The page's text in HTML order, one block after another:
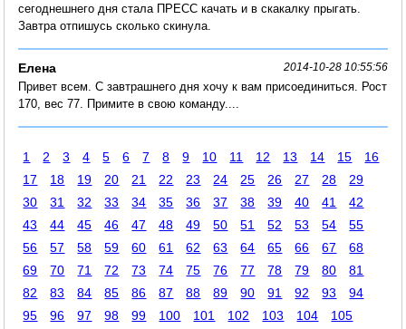
сегоднешнего дня стала ПРЕСС качать и в скакалку прыгать.
Завтра отпишусь сколько скинула.
Елена 2014-10-28 10:55:56
Привет всем. С завтрашнего дня хочу к вам присоединиться. Рост
170, вес 77. Примите в свою команду....
1 2 3 4 5 6 7 8 9 10 11 12 13 14 15
16
17
18 19 20 21 22 23 24 25 26 27 28
29
30
31 32 33 34 35 36 37 38 39 40 41
42
43
44 45 46 47 48 49 50 51 52 53 54
55
56
57 58 59 60 61 62 63 64 65 66 67
68
69
70 71 72 73 74 75 76 77 78 79 80
81
82
83 84 85 86 87 88 89 90 91 92 93
94
95
96 97 98 99 100 101 102 103 104
105